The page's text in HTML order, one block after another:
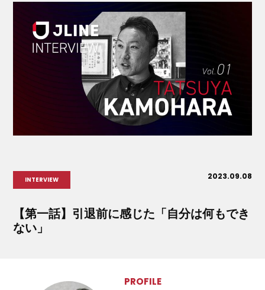
INTERVIEW 2023.09.08
【第一話】引退前に感じた「自分は何もでき
ない」
PROFILE